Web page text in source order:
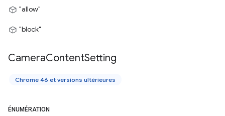
"allow"
"block"
CameraContentSetting
Chrome 46 et versions ultérieures
ÉNUMÉRATION